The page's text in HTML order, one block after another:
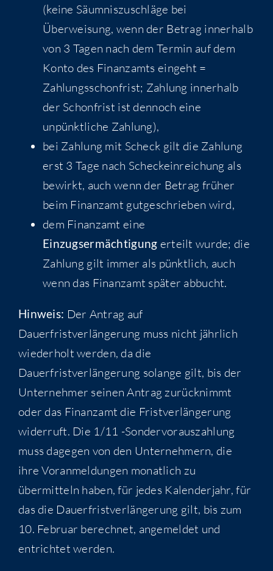
(keine Säumniszuschläge bei
Überweisung, wenn der Betrag innerhalb
von 3 Tagen nach dem Termin auf dem
Konto des Finanzamts eingeht =
Zahlungsschonfrist; Zahlung innerhalb
der Schonfrist ist dennoch eine
unpünktliche Zahlung),
bei Zahlung mit Scheck gilt die Zahlung
erst 3 Tage nach Scheckeinreichung als
bewirkt, auch wenn der Betrag früher
beim Finanzamt gutgeschrieben wird,
dem Finanzamt eine
Einzugsermächtigung erteilt wurde; die
Zahlung gilt immer als pünktlich, auch
wenn das Finanzamt später abbucht.
Hinweis: Der Antrag auf
Dauerfristverlängerung muss nicht jährlich
wiederholt werden, da die
Dauerfristverlängerung solange gilt, bis der
Unternehmer seinen Antrag zurücknimmt
oder das Finanzamt die Fristverlängerung
widerruft. Die 1/11 -Sondervorauszahlung
muss dagegen von den Unternehmern, die
ihre Voranmeldungen monatlich zu
übermitteln haben, für jedes Kalenderjahr, für
das die Dauerfristverlängerung gilt, bis zum
10. Februar berechnet, angemeldet und
entrichtet werden.